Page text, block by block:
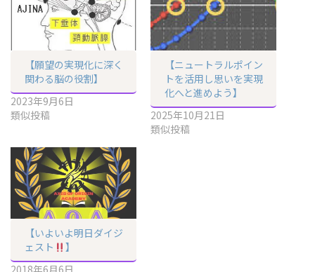
【願望の実現化に深く
関わる脳の役割】
2023年9月6日
類似投稿
【ニュートラルポイン
トを活用し思いを実現
化へと進めよう】
2025年10月21日
類似投稿
【いよいよ明日ダイジ
ェスト
】